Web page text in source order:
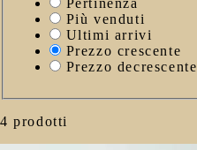
criterio di
ordinamento
Pertinenza
Più venduti
Ultimi arrivi
Prezzo crescente
Prezzo decrescente
4 prodotti